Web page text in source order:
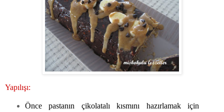
Yapılışı:
Önce pastanın çikolatalı kısmını hazırlamak için